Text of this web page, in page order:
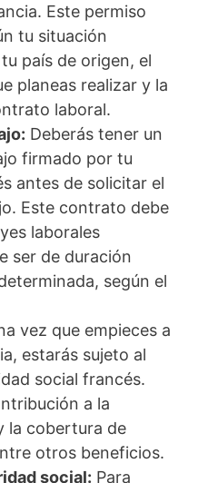
Este permiso
tu situación
país de origen, el
planeas realizar y la
laboral.
Deberás tener un
firmado por tu
antes de solicitar el
Este contrato debe
laborales
ser de duración
según el
vez que empieces a
estarás sujeto al
social francés.
a la
la cobertura de
otros beneficios.
social: Para